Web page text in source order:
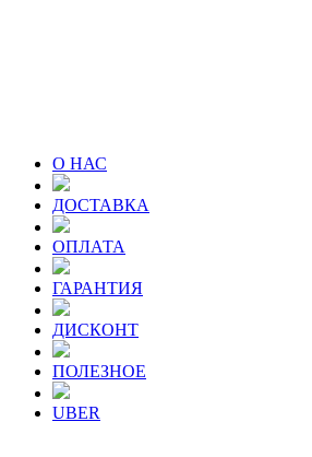
О НАС
ДОСТАВКА
ОПЛАТА
ГАРАНТИЯ
ДИСКОНТ
ПОЛЕЗНОЕ
UBER